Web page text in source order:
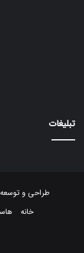
تبلیغات
طراحی و
خانه